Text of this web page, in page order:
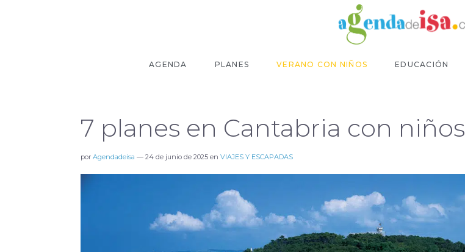
AGENDA PLANES VERANO CON NIÑOS EDUCACIÓN
7 planes en Cantabria con niños
por Agendadeisa — 24 de junio de 2025 en VIAJES Y ESCAPADAS